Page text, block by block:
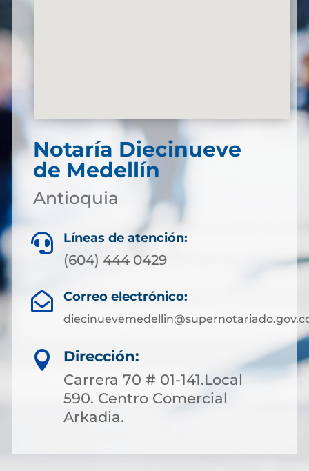
Notaría Diecinueve
de Medellín
Antioquia
 Líneas de atención:
(604) 444 0429
 Correo electrónico:

Dirección:
Carrera 70 # 01-141.Local
590. Centro Comercial
Arkadia.